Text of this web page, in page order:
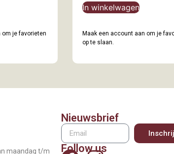
je favorieten
In winkelwagen
Maak een account aan om je
op te slaan.
maandag t/m
Nieuwsbrief
Follow us